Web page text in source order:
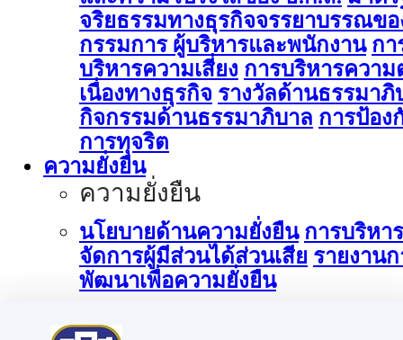
จริยธรรมทางธุรกิจจรรยาบรรณขอ
กรรมการ ผู้บริหารและพนักงาน กา
บริหารความเสี่ยง การบริหารความ
เนื่องทางธุรกิจ รางวัลด้านธรรมาภิ
กิจกรรมด้านธรรมาภิบาล การป้อง
การทุจริต
ความยั่งยืน
ความยั่งยืน
นโยบายด้านความยั่งยืน การบริหาร
จัดการผู้มีส่วนได้ส่วนเสีย รายงานก
พัฒนาเพื่อความยั่งยืน
การบริหารจัดการด้านนวัตกรรม